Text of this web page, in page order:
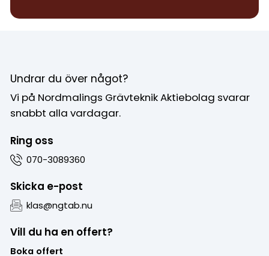
Undrar du över något?
Vi på Nordmalings Grävteknik Aktiebolag svarar
snabbt alla vardagar.
Ring oss
070-3089360
Skicka e-post
klas@ngtab.nu
Vill du ha en offert?
Boka offert